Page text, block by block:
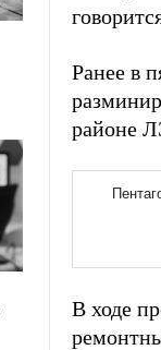
Ранее в
районе
В ходе